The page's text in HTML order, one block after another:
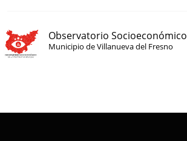
Observatorio Socioeconómico
Municipio de Villanueva del Fresno